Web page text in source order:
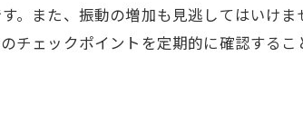
。また、振動の増加も見逃してはいけ
チェックポイントを定期的に確認する